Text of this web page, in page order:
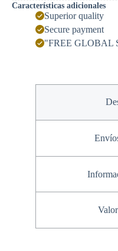
Características adicionales
Superior quality
Secure payment
"FREE GLOBAL